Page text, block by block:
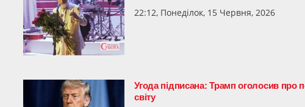
22:12, Понеділок, 15 Червня, 2026
Угода підписана: Трамп оголосив про
світу